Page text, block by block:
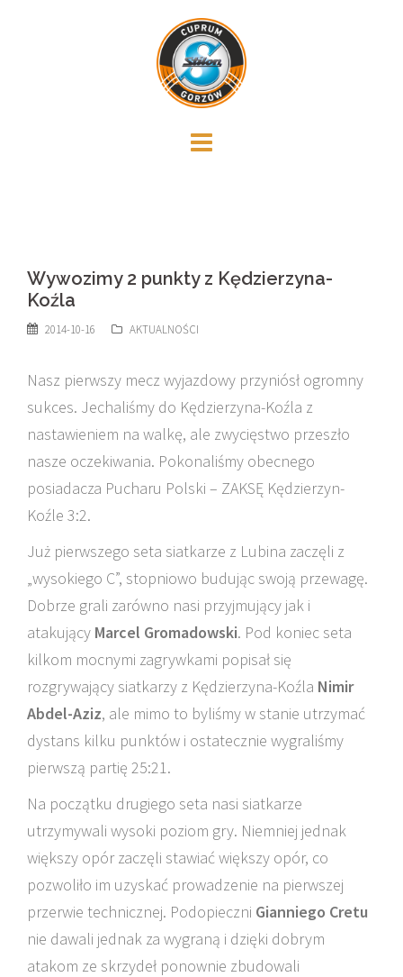
Wywozimy 2 punkty z Kędzierzyna-
Koźla
2014-10-16 AKTUALNOŚCI
Nasz pierwszy mecz wyjazdowy przyniósł ogromny
sukces. Jechaliśmy do Kędzierzyna-Koźla z
nastawieniem na walkę, ale zwycięstwo przeszło
nasze oczekiwania. Pokonaliśmy obecnego
posiadacza Pucharu Polski – ZAKSĘ Kędzierzyn-
Koźle 3:2.
Już pierwszego seta siatkarze z Lubina zaczęli z
„wysokiego C”, stopniowo budując swoją przewagę.
Dobrze grali zarówno nasi przyjmujący jak i
atakujący Marcel Gromadowski. Pod koniec seta
kilkom mocnymi zagrywkami popisał się
rozgrywający siatkarzy z Kędzierzyna-Koźla Nimir
Abdel-Aziz, ale mimo to byliśmy w stanie utrzymać
dystans kilku punktów i ostatecznie wygraliśmy
pierwszą partię 25:21.
Na początku drugiego seta nasi siatkarze
utrzymywali wysoki poziom gry. Niemniej jednak
większy opór zaczęli stawiać większy opór, co
pozwoliło im uzyskać prowadzenie na pierwszej
przerwie technicznej. Podopieczni Gianniego Cretu
nie dawali jednak za wygraną i dzięki dobrym
atakom ze skrzydeł ponownie zbudowali